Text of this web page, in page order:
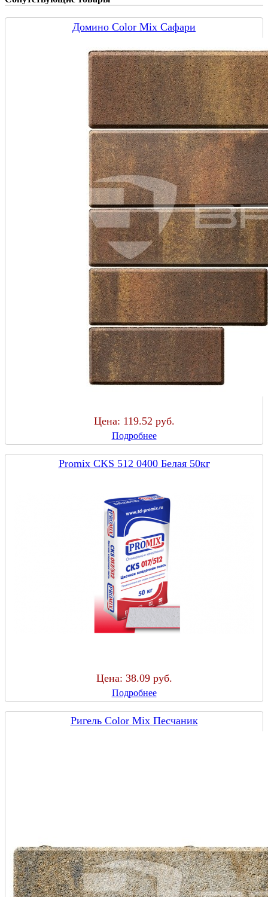
Домино Color Mix Сафари
Цена: 119.52 руб.
Подробнее
Promix CKS 512 0400 Белая 50кг
Цена: 38.09 руб.
Подробнее
Ригель Color Mix Песчаник